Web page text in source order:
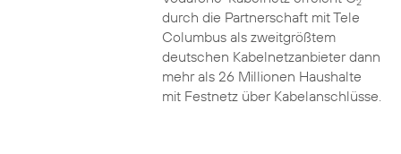
durch die Partnerschaft mit Tele
Columbus als zweitgrößtem
deutschen Kabelnetzanbieter dann
mehr als 26 Millionen Haushalte
mit Festnetz über Kabelanschlüsse.